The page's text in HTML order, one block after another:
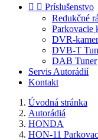
  Príslušenstvo
Redukčné
Parkovacie
DVR-
DVB-T
DAB Tuner
Servis Autorádií
Kontakt
Úvodná stránka
Autorádiá
HONDA
HON-11